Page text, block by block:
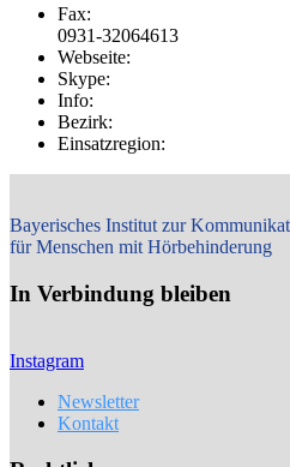
Fax:
0931-32064613
Webseite:
Skype:
Info:
Bezirk:
Einsatzregion:
Bayerisches Institut zur
für Menschen mit Hörbehinderung
In Verbindung bleiben
Instagram
Newsletter
Kontakt